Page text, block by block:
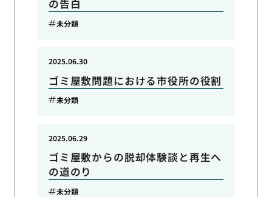
の告白
未分類
ゴミ屋敷問題における市役所の役割
2025.06.30
未分類
ゴミ屋敷からの脱却体験談と再生へ
の道のり
2025.06.29
未分類